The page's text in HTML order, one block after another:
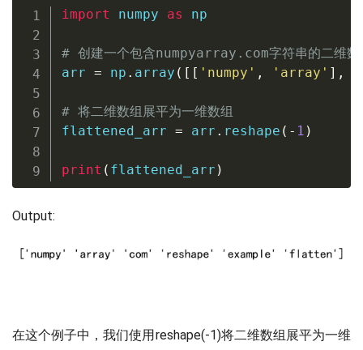
import numpy as np
# 创建一个包含numpyarray.com字符串的二维数
arr = np . array ( [ [ 'numpy' , 'array' ] ,
# 将二维数组展平为一维数组
flattened_arr = arr . reshape ( - 1 )
print ( flattened_arr )
Output:
在这个例子中，我们使用reshape(-1)将二维数组展平为一维